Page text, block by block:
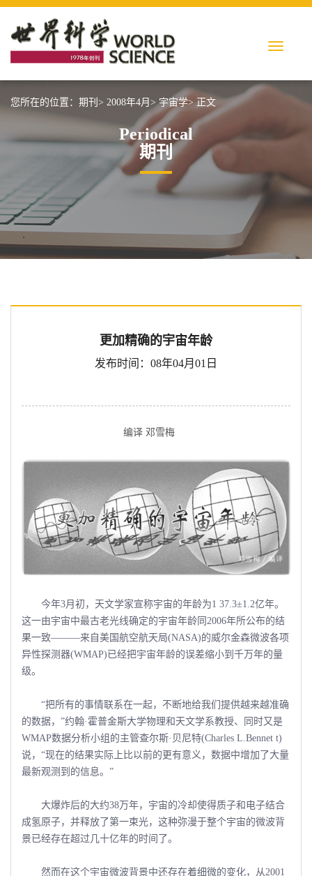
您所在的位置： 期刊> 2008年4月> 宇宙学> 正文
Periodical
期刊
更加精确的宇宙年龄
发布时间：08年04月01日
编译 邓雪梅
今年3月初，天文学家宣称宇宙的年龄为1 37.3±1.2亿年。
这一由宇宙中最古老光线确定的宇宙年龄同2006年所公布的结
果一致———来自美国航空航天局(NASA)的威尔金森微波各项
异性探测器(WMAP)已经把宇宙年龄的误差缩小到千万年的量
级。
“把所有的事情联系在一起，不断地给我们提供越来越准确
的数据，”约翰·霍普金斯大学物理和天文学系教授、同时又是
WMAP数据分析小组的主管查尔斯·贝尼特(Charles L.Bennet t)
说，“现在的结果实际上比以前的更有意义，数据中增加了大量
最新观测到的信息。”
大爆炸后的大约38万年，宇宙的冷却使得质子和电子结合
成氢原子，并释放了第一束光，这种弥漫于整个宇宙的微波背
景已经存在超过几十亿年的时间了。
然而在这个宇宙微波背景中还存在着细微的变化，从2001